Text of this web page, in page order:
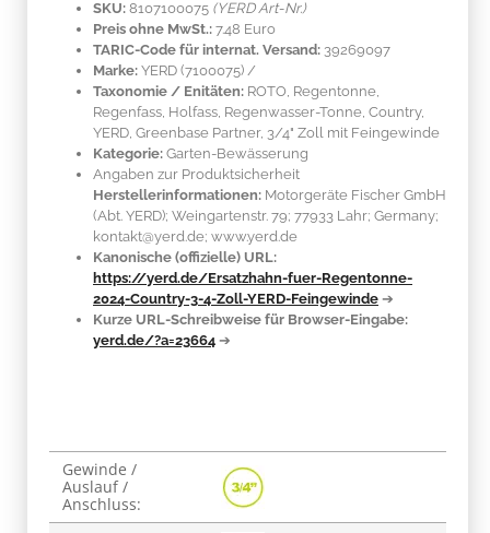
SKU: 8107100075 (YERD Art-Nr.)
Preis ohne MwSt.: 7.48 Euro
TARIC-Code für internat. Versand: 39269097
Marke: YERD (7100075) /
Taxonomie / Enitäten: ROTO, Regentonne,
Regenfass, Holfass, Regenwasser-Tonne, Country,
YERD, Greenbase Partner, 3/4" Zoll mit Feingewinde
Kategorie: Garten-Bewässerung
Angaben zur Produktsicherheit
Herstellerinformationen: Motorgeräte Fischer GmbH
(Abt. YERD); Weingartenstr. 79; 77933 Lahr; Germany;
kontakt@yerd.de; www.yerd.de
Kanonische (offizielle) URL:
https://yerd.de/Ersatzhahn-fuer-Regentonne-
2024-Country-3-4-Zoll-YERD-Feingewinde ➔
Kurze URL-Schreibweise für Browser-Eingabe:
yerd.de/?a=23664 ➔
Produkteigenschaft
Wert
Gewinde /
Auslauf /
Anschluss: